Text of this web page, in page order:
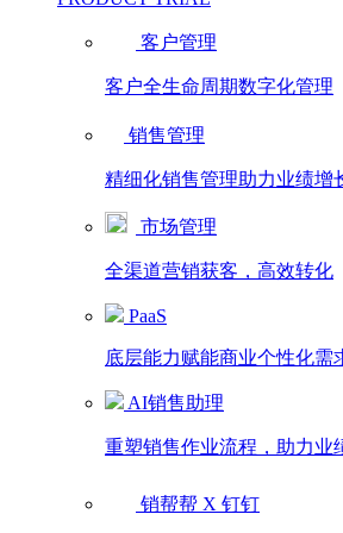
客户管理
客户全生命周期数字化管理
销售管理
精细化销售管理助力业绩增
市场管理
全渠道营销获客，高效转化
PaaS
底层能力赋能商业个性化需
AI销售助理
重塑销售作业流程，助力业
销帮帮 X 钉钉